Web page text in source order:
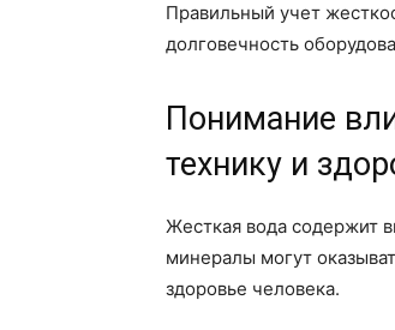
Правильный учет
долговечность
Понимание
технику и
Жесткая вода содержит
минералы могут
здоровье человека.